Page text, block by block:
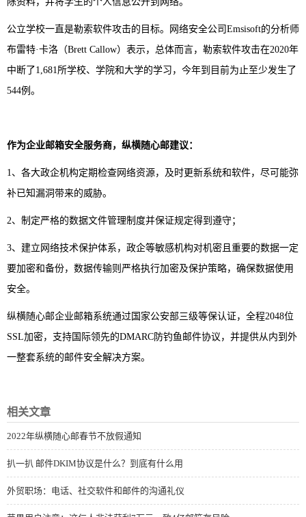
公立学校一直是勒索软件攻击的目标。网络安全公司Emsisoft的分析师
布雷特·卡洛（Brett Callow）表示，总体而言，勒索软件攻击在2020年
中断了1,681所学校、学院和大学的学习，今年到目前为止至少发生了
544例。
作为企业邮箱安全服务商，纵横随心邮建议：
1、各大政企机构定期检查网络资源，及时更新系统和软件，尽可能弥
补已知漏洞带来的威胁。
2、制定严格的数据文件管理制度并保证规定得到遵守；
3、建立网络技术保护体系，政企等敏感机构对机密且重要的数据一定
要加密和备份，数据传输则严格执行加密及保护策略，确保数据使用
安全。
纵横随心邮企业邮箱系统通过国家公安部三级等保认证，全程2048位
SSL加密，支持国际领先的DMARC防钓鱼邮件协议，并提供从内到外
一整套系统的邮件安全解决方案。
相关文章
2022年纵横随心邮春节不放假通知
扒一扒 邮件DKIM协议是什么？到底有什么用
外贸职场：电话、社交软件和邮件的沟通礼仪